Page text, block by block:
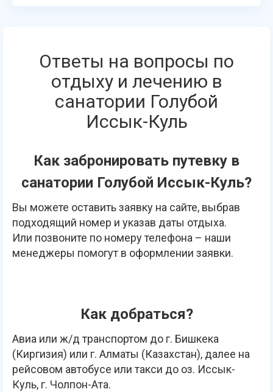
Ответы на вопросы по
отдыху и лечению в
санатории Голубой
Иссык-Куль
Как забронировать путевку в
санатории Голубой Иссык-Куль?
Вы можете оставить заявку на сайте, выбрав
подходящий номер и указав даты отдыха.
Или позвоните по номеру телефона – наши
менеджеры помогут в оформлении заявки.
Как добраться?
Авиа или ж/д транспортом до г. Бишкека
(Киргизия) или г. Алматы (Казахстан), далее на
рейсовом автобусе или такси до оз. Иссык-
Куль, г. Чолпон-Ата.